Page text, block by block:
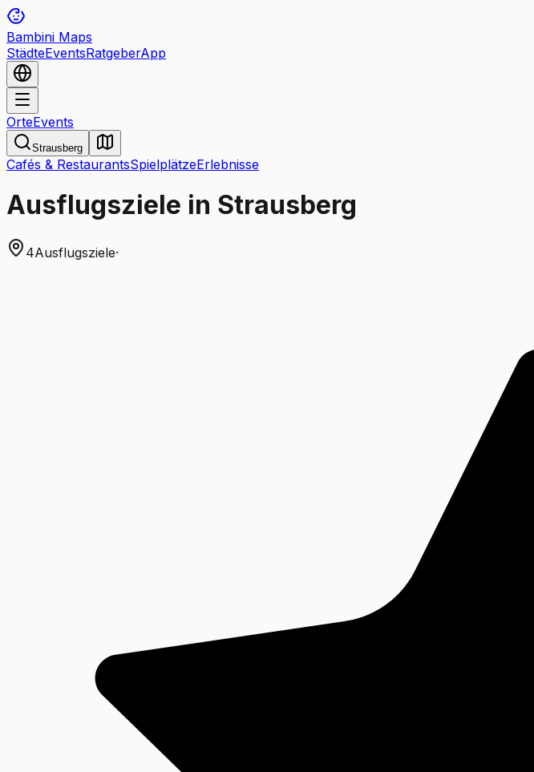
Bambini Maps
StädteEventsRatgeberApp
OrteEvents
Strausberg
Cafés & RestaurantsSpielplätzeErlebnisse
Ausflugsziele in Strausberg
4Ausflugsziele·